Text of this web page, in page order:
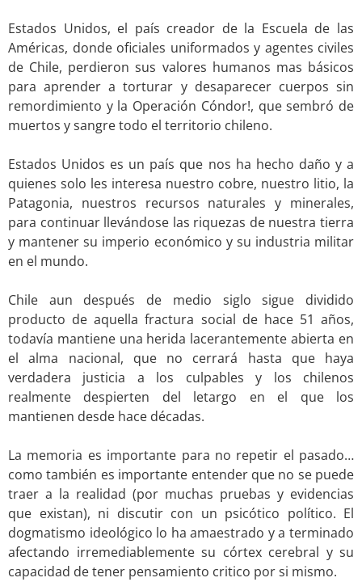
Estados Unidos, el país creador de la Escuela de las
Américas, donde oficiales uniformados y agentes civiles
de Chile, perdieron sus valores humanos mas básicos
para aprender a torturar y desaparecer cuerpos sin
remordimiento y la Operación Cóndor!, que sembró de
muertos y sangre todo el territorio chileno.
Estados Unidos es un país que nos ha hecho daño y a
quienes solo les interesa nuestro cobre, nuestro litio, la
Patagonia, nuestros recursos naturales y minerales,
para continuar llevándose las riquezas de nuestra tierra
y mantener su imperio económico y su industria militar
en el mundo.
Chile aun después de medio siglo sigue dividido
producto de aquella fractura social de hace 51 años,
todavía mantiene una herida lacerantemente abierta en
el alma nacional, que no cerrará hasta que haya
verdadera justicia a los culpables y los chilenos
realmente despierten del letargo en el que los
mantienen desde hace décadas.
La memoria es importante para no repetir el pasado…
como también es importante entender que no se puede
traer a la realidad (por muchas pruebas y evidencias
que existan), ni discutir con un psicótico político. El
dogmatismo ideológico lo ha amaestrado y a terminado
afectando irremediablemente su córtex cerebral y su
capacidad de tener pensamiento critico por si mismo.